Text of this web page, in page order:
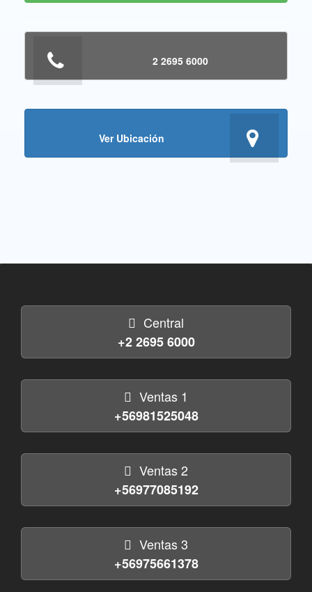
2 2695 6000
Ver Ubicación
Central
+2 2695 6000
Ventas 1
+56981525048
Ventas 2
+56977085192
Ventas 3
+56975661378